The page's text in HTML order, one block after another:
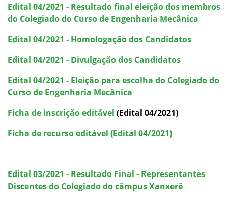
Edital 04/2021 - Resultado final eleição dos membros
do Colegiado do Curso de Engenharia Mecânica
Edital 04/2021 - Homologação dos Candidatos
Edital 04/2021 - Divulgação dos Candidatos
Edital 04/2021 - Eleição para escolha do Colegiado do
Curso de Engenharia Mecânica
Ficha de inscrição editável (Edital 04/2021)
Ficha de recurso editável (Edital 04/2021)
Edital 03/2021 - Resultado Final - Representantes
Discentes do Colegiado do câmpus Xanxerê